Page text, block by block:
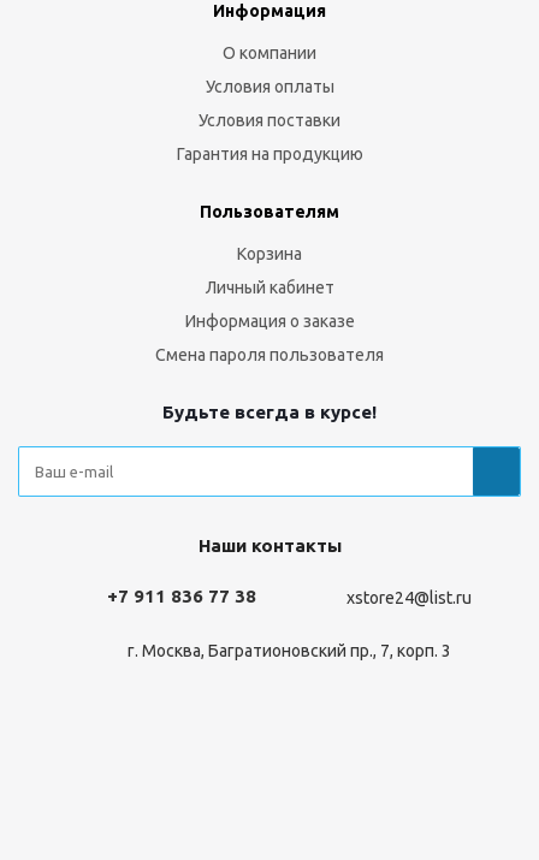
Информация
О компании
Условия оплаты
Условия поставки
Гарантия на продукцию
Пользователям
Корзина
Личный кабинет
Информация о заказе
Смена пароля пользователя
Будьте всегда в курсе!
Наши контакты
+7 911 836 77 38 xstore24@list.ru
г. Москва, Багратионовский пр., 7, корп. 3